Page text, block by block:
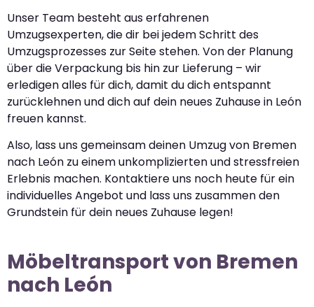
Unser Team besteht aus erfahrenen
Umzugsexperten, die dir bei jedem Schritt des
Umzugsprozesses zur Seite stehen. Von der Planung
über die Verpackung bis hin zur Lieferung – wir
erledigen alles für dich, damit du dich entspannt
zurücklehnen und dich auf dein neues Zuhause in León
freuen kannst.
Also, lass uns gemeinsam deinen Umzug von Bremen
nach León zu einem unkomplizierten und stressfreien
Erlebnis machen. Kontaktiere uns noch heute für ein
individuelles Angebot und lass uns zusammen den
Grundstein für dein neues Zuhause legen!
Möbeltransport von Bremen
nach León